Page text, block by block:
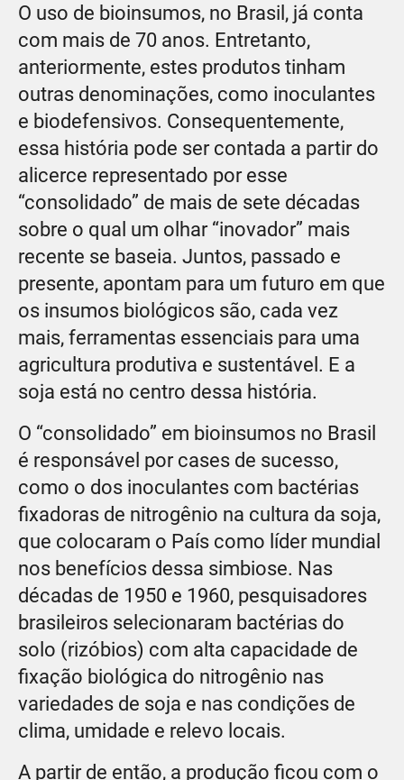
O uso de bioinsumos, no Brasil, já conta
com mais de 70 anos. Entretanto,
anteriormente, estes produtos tinham
outras denominações, como inoculantes
e biodefensivos. Consequentemente,
essa história pode ser contada a partir do
alicerce representado por esse
“consolidado” de mais de sete décadas
sobre o qual um olhar “inovador” mais
recente se baseia. Juntos, passado e
presente, apontam para um futuro em que
os insumos biológicos são, cada vez
mais, ferramentas essenciais para uma
agricultura produtiva e sustentável. E a
soja está no centro dessa história.
O “consolidado” em bioinsumos no Brasil
é responsável por cases de sucesso,
como o dos inoculantes com bactérias
fixadoras de nitrogênio na cultura da soja,
que colocaram o País como líder mundial
nos benefícios dessa simbiose. Nas
décadas de 1950 e 1960, pesquisadores
brasileiros selecionaram bactérias do
solo (rizóbios) com alta capacidade de
fixação biológica do nitrogênio nas
variedades de soja e nas condições de
clima, umidade e relevo locais.
A partir de então, a produção ficou com o